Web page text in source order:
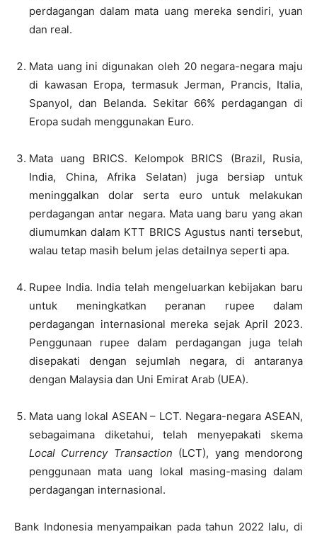
perdagangan dalam mata uang mereka sendiri, yuan
dan real.
Mata uang ini digunakan oleh 20 negara-negara maju
di kawasan Eropa, termasuk Jerman, Prancis, Italia,
Spanyol, dan Belanda. Sekitar 66% perdagangan di
Eropa sudah menggunakan Euro.
Mata uang BRICS. Kelompok BRICS (Brazil, Rusia,
India, China, Afrika Selatan) juga bersiap untuk
meninggalkan dolar serta euro untuk melakukan
perdagangan antar negara. Mata uang baru yang akan
diumumkan dalam KTT BRICS Agustus nanti tersebut,
walau tetap masih belum jelas detailnya seperti apa.
Rupee India. India telah mengeluarkan kebijakan baru
untuk meningkatkan peranan rupee dalam
perdagangan internasional mereka sejak April 2023.
Penggunaan rupee dalam perdagangan juga telah
disepakati dengan sejumlah negara, di antaranya
dengan Malaysia dan Uni Emirat Arab (UEA).
Mata uang lokal ASEAN – LCT. Negara-negara ASEAN,
sebagaimana diketahui, telah menyepakati skema
Local Currency Transaction (LCT), yang mendorong
penggunaan mata uang lokal masing-masing dalam
perdagangan internasional.
Bank Indonesia menyampaikan pada tahun 2022 lalu, di